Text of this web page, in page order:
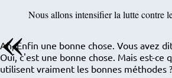
Nous allons intensifier la lutte contre
Ah, Enfin une bonne chose. Vous avez
Oui, c'est une bonne chose. Mais est-
utilisent vraiment les bonnes